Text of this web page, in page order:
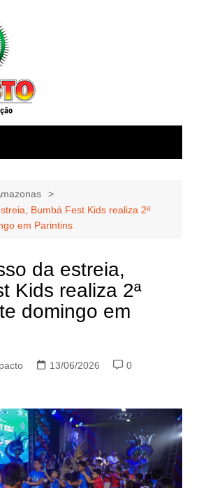
Bumbá Fest Kids realiza 2ª
em Parintins
da estreia,
Kids realiza 2ª
domingo em
13/06/2026
0